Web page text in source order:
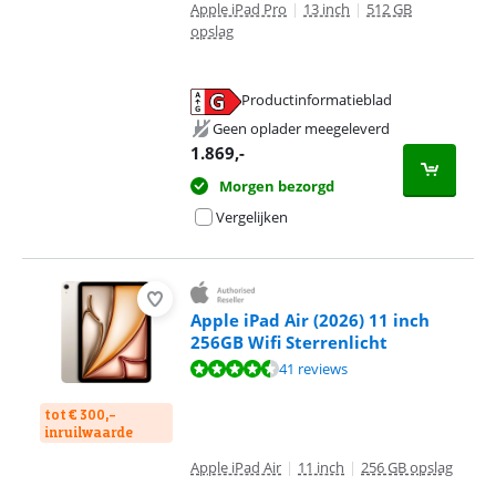
Apple iPad Pro | 13 inch | 512 GB
opslag
Productinformatieblad
Geen oplader meegeleverd
1.869,-
Morgen bezorgd
Vergelijken
tot € 300,-
inruilwaarde
Apple iPad Air (2026) 11 inch
256GB Wifi Sterrenlicht
Beoordeling is 9,3 van de 10, gebaseerd op 41 reviews.
41 reviews
Apple iPad Air | 11 inch | 256 GB opslag